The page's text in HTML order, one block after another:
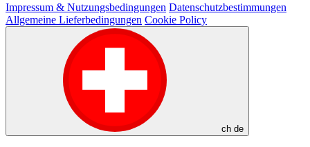
Impressum & Nutzungsbedingungen Datenschutzbestimmungen
Allgemeine Lieferbedingungen Cookie Policy
ch de